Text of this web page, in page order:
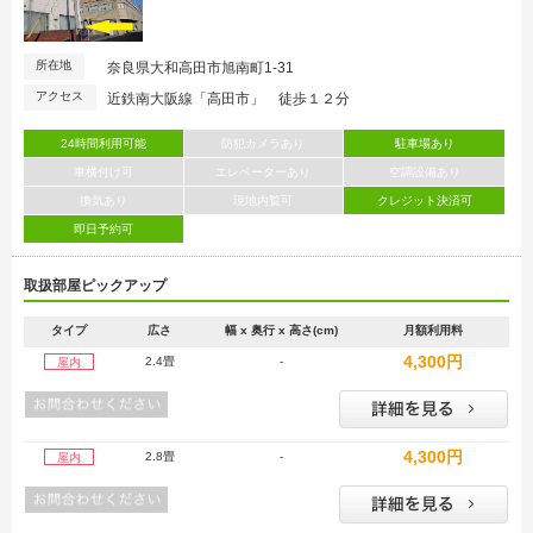
所在地 奈良県大和高田市旭南町1-31
アクセス 近鉄南大阪線「高田市」 徒歩１２分
24時間利用可能 防犯カメラあり 駐車場あり
車横付け可 エレベーターあり 空調設備あり
換気あり 現地内覧可 クレジット決済可
即日予約可
取扱部屋ピックアップ
タイプ 広さ 幅 x 奥行 x 高さ(cm) 月額利用料
屋内 2.4畳 - 4,300円
屋内 2.8畳 - 4,300円